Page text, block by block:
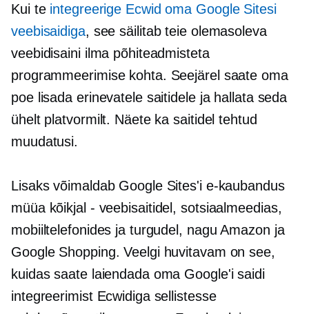
Kui te integreerige Ecwid oma Google Sitesi
veebisaidiga, see säilitab teie olemasoleva
veebidisaini ilma põhiteadmisteta
programmeerimise kohta. Seejärel saate oma
poe lisada erinevatele saitidele ja hallata seda
ühelt platvormilt. Näete ka saitidel tehtud
muudatusi.
Lisaks võimaldab Google Sites'i e-kaubandus
müüa kõikjal - veebisaitidel, sotsiaalmeedias,
mobiiltelefonides ja turgudel, nagu Amazon ja
Google Shopping. Veelgi huvitavam on see,
kuidas saate laiendada oma Google'i saidi
integreerimist Ecwidiga sellistesse